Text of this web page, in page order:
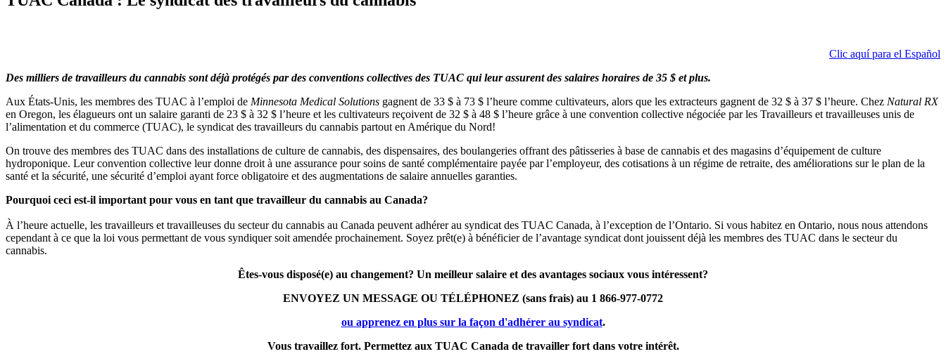
Clic aquí para el Español
Des milliers de travailleurs du cannabis sont déjà protégés par des conventions collectives des TUAC qui leur assurent des salaires horaires de 35 $ et plus.
Aux États-Unis, les membres des TUAC à l’emploi de Minnesota Medical Solutions gagnent de 33 $ à 73 $ l’heure comme cultivateurs, alors que les extracteurs gagnent de 32 $ à 37 $ l’heure. Chez Natural RX
en Oregon, les élagueurs ont un salaire garanti de 23 $ à 32 $ l’heure et les cultivateurs reçoivent de 32 $ à 48 $ l’heure grâce à une convention collective négociée par les Travailleurs et travailleuses unis de
l’alimentation et du commerce (TUAC), le syndicat des travailleurs du cannabis partout en Amérique du Nord!
On trouve des membres des TUAC dans des installations de culture de cannabis, des dispensaires, des boulangeries offrant des pâtisseries à base de cannabis et des magasins d’équipement de culture
hydroponique. Leur convention collective leur donne droit à une assurance pour soins de santé complémentaire payée par l’employeur, des cotisations à un régime de retraite, des améliorations sur le plan de la
santé et la sécurité, une sécurité d’emploi ayant force obligatoire et des augmentations de salaire annuelles garanties.
Pourquoi ceci est-il important pour vous en tant que travailleur du cannabis au Canada?
À l’heure actuelle, les travailleurs et travailleuses du secteur du cannabis au Canada peuvent adhérer au syndicat des TUAC Canada, à l’exception de l’Ontario. Si vous habitez en Ontario, nous nous attendons
cependant à ce que la loi vous permettant de vous syndiquer soit amendée prochainement. Soyez prêt(e) à bénéficier de l’avantage syndicat dont jouissent déjà les membres des TUAC dans le secteur du
cannabis.
Êtes-vous disposé(e) au changement? Un meilleur salaire et des avantages sociaux vous intéressent?
ENVOYEZ UN MESSAGE OU TÉLÉPHONEZ (sans frais) au 1 866-977-0772
ou apprenez en plus sur la façon d'adhérer au syndicat.
Vous travaillez fort. Permettez aux TUAC Canada de travailler fort dans votre intérêt.